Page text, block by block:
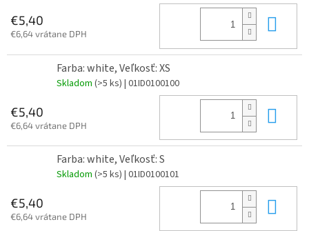
€5,40
€6,64 vrátane DPH
Farba: white, Veľkosť: XS
Skladom (>5 ks) | 01ID0100100
€5,40
€6,64 vrátane DPH
Farba: white, Veľkosť: S
Skladom (>5 ks) | 01ID0100101
€5,40
€6,64 vrátane DPH